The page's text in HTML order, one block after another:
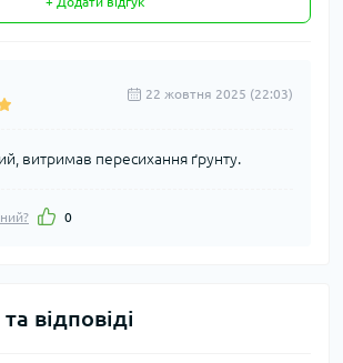
22 жовтня 2025 (22:03)
витримав пересихання ґрунту.
0
відповіді